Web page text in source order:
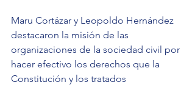
Maru Cortázar y Leopoldo Hernández
destacaron la misión de las
organizaciones de la sociedad civil por
hacer efectivo los derechos que la
Constitución y los tratados